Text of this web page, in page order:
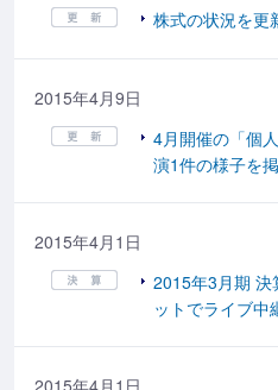
株式の状況を更
2015年4月9日
4月開催の「個
演1件の様子を
2015年4月1日
2015年3月期 決
ットでライブ中